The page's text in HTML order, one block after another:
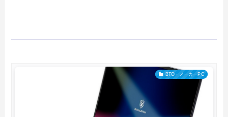
BTO・メーカーPC